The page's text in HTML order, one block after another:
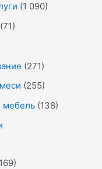
(1 090)
(71)
(271)
(255)
мебель (138)